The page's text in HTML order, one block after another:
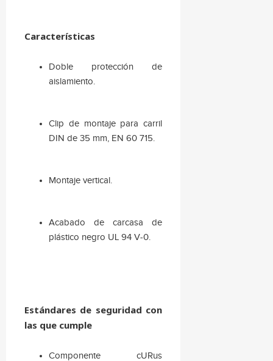
Características
Doble protección de
aislamiento.
Clip de montaje para carril
DIN de 35 mm, EN 60 715.
Montaje vertical.
Acabado de carcasa de
plástico negro UL 94 V-0.
Estándares de seguridad con
las que cumple
Componente cURus